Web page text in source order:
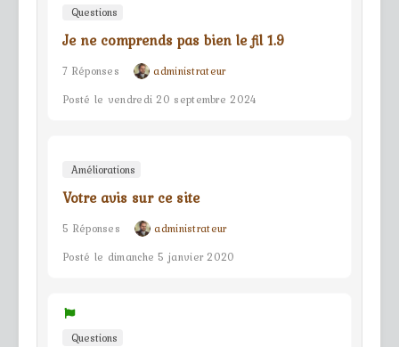
Questions
Je ne comprends pas bien le fil 1.9
7 Réponses
administrateur
Posté le vendredi 20 septembre 2024
Améliorations
Votre avis sur ce site
5 Réponses
administrateur
Posté le dimanche 5 janvier 2020
Questions